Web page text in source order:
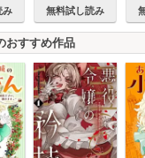
み 無料試し読み
おすすめ作品